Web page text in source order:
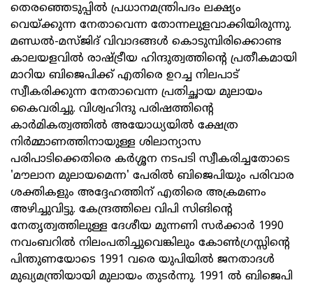
തെരഞ്ഞെടുപ്പില്‍ പ്രധാനമന്ത്രിപദം ലക്ഷ്യം
വെയ്‌ക്കുന്ന നേതാവെന്ന തോന്നലുളവാക്കിയിരുന്നു.
മണ്ഡല്‍-മസ്‌ജിദ്‌ വിവാദങ്ങള്‍ കൊടുമ്പിരിക്കൊണ്ട
കാലയളവില്‍ രാഷ്ട്രീയ ഹിന്ദുത്വത്തിന്റെ പ്രതീകമായി
മാറിയ ബിജെപിക്ക്‌ എതിരെ ഉറച്ച നിലപാട്‌
സ്വീകരിക്കുന്ന നേതാവെന്ന പ്രതിച്ഛായ മുലായം
കൈവരിച്ചു. വിശ്വഹിന്ദു പരിഷത്തിന്റെ
കാര്‍മികത്വത്തില്‍ അയോധ്യയില്‍ ക്ഷേത്ര
നിര്‍മ്മാണത്തിനായുള്ള ശിലാന്യാസ
പരിപാടിക്കെതിരെ കര്‍ശ്ശന നടപടി സ്വീകരിച്ചതോടെ
'മൗലാന മുലായമെന്ന' പേരില്‍ ബിജെപിയും പരിവാര
ശക്തികളും അദ്ദേഹത്തിന്‌ എതിരെ അക്രമണം
അഴിച്ചുവിട്ടു. കേന്ദ്രത്തിലെ വിപി സിങിന്റെ
നേതൃത്വത്തിലുള്ള ദേശീയ മുന്നണി സര്‍ക്കാര്‍ 1990
നവംബറില്‍ നിലംപതിച്ചുവെങ്കിലും കോണ്‍ഗ്രസ്സിന്റെ
പിന്തുണയോടെ 1991 വരെ യുപിയില്‍ ജനതാദള്‍
മുഖ്യമന്ത്രിയായി മുലായം തുടര്‍ന്നു. 1991 ല്‍ ബിജെപി